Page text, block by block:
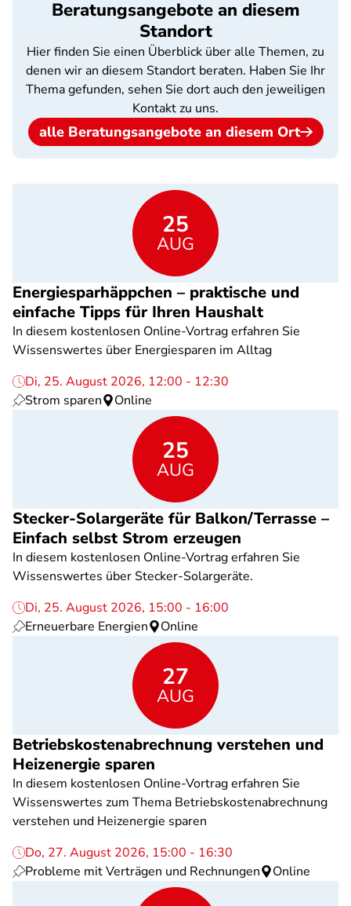
Beratungsangebote an diesem
Standort
Hier finden Sie einen Überblick über alle Themen, zu
denen wir an diesem Standort beraten. Haben Sie Ihr
Thema gefunden, sehen Sie dort auch den jeweiligen
Kontakt zu uns.
alle Beratungsangebote an diesem Ort
25
AUG
Energiesparhäppchen – praktische und
einfache Tipps für Ihren Haushalt
In diesem kostenlosen Online-Vortrag erfahren Sie
Wissenswertes über Energiesparen im Alltag
Di, 25. August 2026, 12:00 - 12:30
Strom sparen
Online
25
AUG
Stecker-Solargeräte für Balkon/Terrasse –
Einfach selbst Strom erzeugen
In diesem kostenlosen Online-Vortrag erfahren Sie
Wissenswertes über Stecker-Solargeräte.
Di, 25. August 2026, 15:00 - 16:00
Erneuerbare Energien
Online
27
AUG
Betriebskostenabrechnung verstehen und
Heizenergie sparen
In diesem kostenlosen Online-Vortrag erfahren Sie
Wissenswertes zum Thema Betriebskostenabrechnung
verstehen und Heizenergie sparen
Do, 27. August 2026, 15:00 - 16:30
Probleme mit Verträgen und Rechnungen
Online